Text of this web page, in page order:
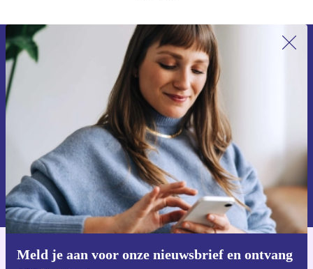
Meld je aan voor onze nieuwsbrief en ontvang
Meld je aan voor onze nieuwsbrief en
ontvang €15 korting!
Mis nooit meer een aanbieding.
Voucher aanvragen
Informatie over het gebruik van persoonsgegevens vind je in ons
privacybeleid
Download de refurbed app